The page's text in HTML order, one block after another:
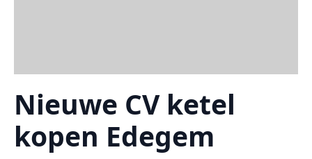
Nieuwe CV ketel
kopen Edegem